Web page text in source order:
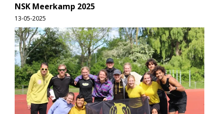
NSK Meerkamp 2025
13-05-2025